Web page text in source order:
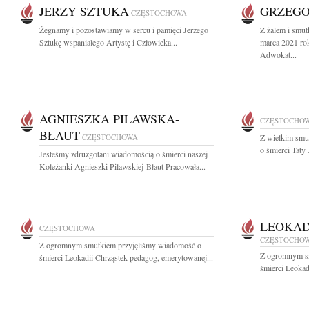
JERZY SZTUKA CZĘSTOCHOWA
Żegnamy i pozostawiamy w sercu i pamięci Jerzego
Sztukę wspaniałego Artystę i Człowieka...
Z żalem i
marca 2021
Adwokat...
AGNIESZKA PILAWSKA-
BŁAUT CZĘSTOCHOWA
Jesteśmy zdruzgotani wiadomością o śmierci naszej
Koleżanki Agnieszki Pilawskiej-Błaut Pracowała...
Z wielkim
o śmierci Taty
CZĘSTOCHOWA
Z ogromnym smutkiem przyjęliśmy wiadomość o
śmierci Leokadii Chrząstek pedagog, emerytowanej...
Z ogromnym
śmierci